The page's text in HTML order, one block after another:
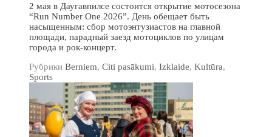
2 мая в Даугавпилсе состоится открытие мотосезона
“Run Number One 2026”. День обещает быть
насыщенным: сбор мотоэнтузиастов на главной
площади, парадный заезд мотоциклов по улицам
города и рок‑концерт.
Рубрики Berniem, Citi pasākumi, Izklaide, Kultūra,
Sports